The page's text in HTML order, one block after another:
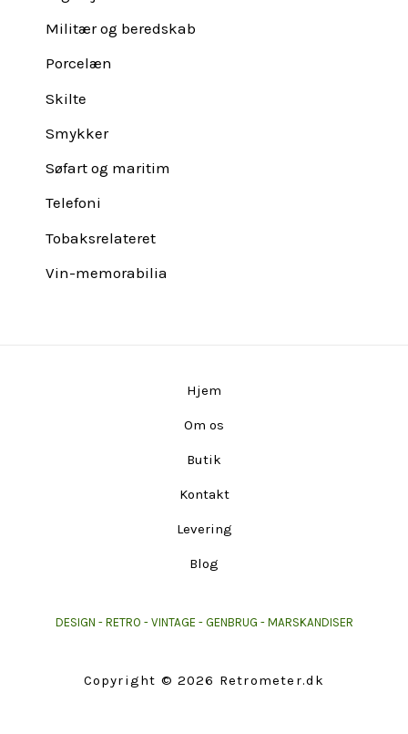
Militær og beredskab
Porcelæn
Skilte
Smykker
Søfart og maritim
Telefoni
Tobaksrelateret
Vin-memorabilia
Hjem
Om os
Butik
Kontakt
Levering
Blog
DESIGN - RETRO - VINTAGE - GENBRUG - MARSKANDISER
Copyright © 2026 Retrometer.dk